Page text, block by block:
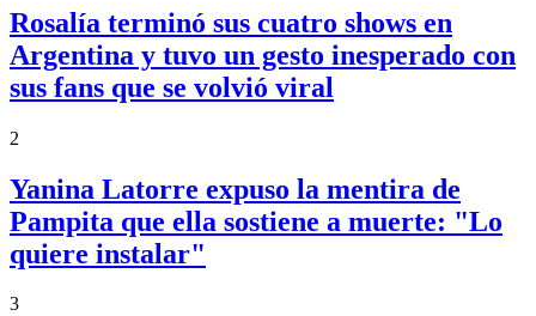
Rosalía terminó sus cuatro shows en
Argentina y tuvo un gesto inesperado con
sus fans que se volvió viral
2
Yanina Latorre expuso la mentira de
Pampita que ella sostiene a muerte: "Lo
quiere instalar"
3